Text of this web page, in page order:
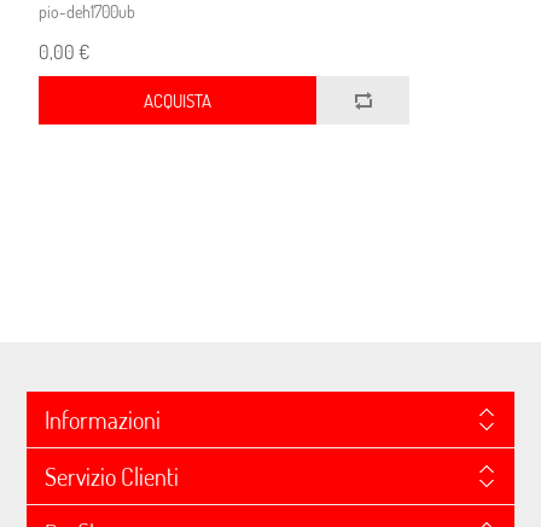
pio-deh1700ub
0,00 €
ACQUISTA
Informazioni
Servizio Clienti